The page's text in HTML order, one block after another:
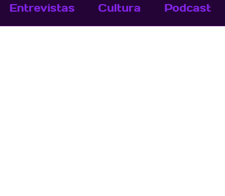
Entrevistas Cultura Podcast